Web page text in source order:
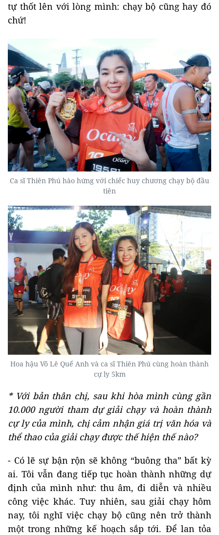
tự thốt lên với lòng mình: chạy bộ cũng hay đó
chứ!
Ca sĩ Thiên Phú hào hứng với chiếc huy chương chạy bộ đầu
tiên
Hoa hậu Võ Lê Quế Anh và ca sĩ Thiên Phú cùng hoàn thành
cự ly 5km
* Với bản thân chị, sau khi hòa mình cùng gần
10.000 người tham dự giải chạy và hoàn thành
cự ly của mình, chị cảm nhận giá trị văn hóa và
thể thao của giải chạy được thế hiện thế nào?
- Có lẽ sự bận rộn sẽ không “buông tha” bất kỳ
ai. Tôi vẫn đang tiếp tục hoàn thành những dự
định của mình như: thu âm, đi diễn và nhiều
công việc khác. Tuy nhiên, sau giải chạy hôm
nay, tôi nghĩ việc chạy bộ cũng nên trở thành
một trong những kế hoạch sắp tới. Để lan tỏa